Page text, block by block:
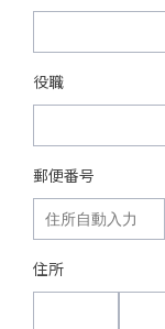
役職
郵便番号
住所